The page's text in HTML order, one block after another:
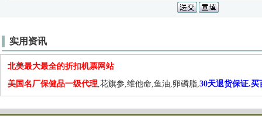
实用资讯
北美最大最全的折扣机票网站
美国名厂保健品一级代理,花旗参,维他命,鱼油,卵磷脂,30天退货保证.买